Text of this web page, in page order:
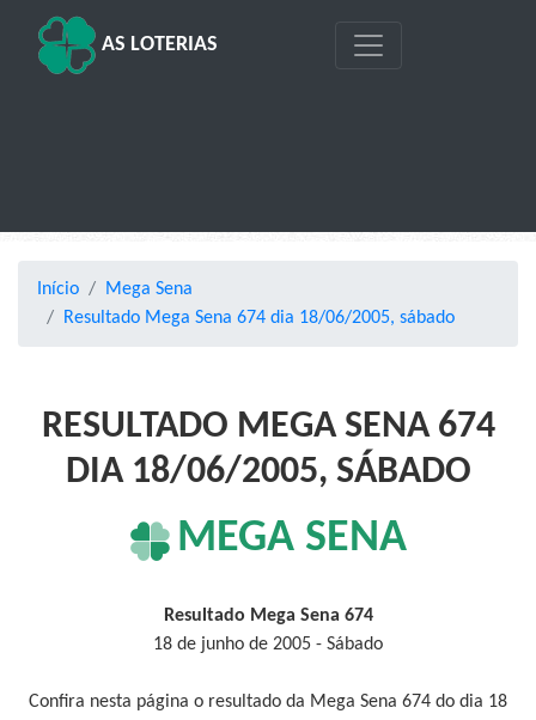
AS LOTERIAS
Início
Mega Sena
Resultado Mega Sena 674 dia 18/06/2005, sábado
RESULTADO MEGA SENA 674
DIA 18/06/2005, SÁBADO
MEGA SENA
Resultado Mega Sena 674
18 de junho de 2005 - Sábado
Confira nesta página o resultado da Mega Sena 674 do dia 18